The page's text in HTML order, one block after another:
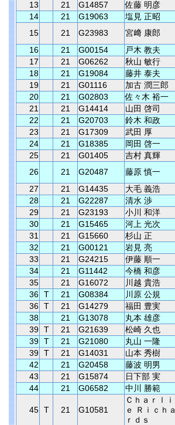
13
21 G14857 佐藤 明彦
14
21 G19063 塩見 正昭
15
21 G23983 宮﨑 康郎
16
21 G00154 戸木 教夫
17
21 G06262 秋山 敏行
18
21 G19084 藤井 泰夫
19
21 G01116 加古 潤三郎
20
21 G02803 佐々木 裕一
21
21 G14414 山田 啓司
22
21 G20703 鈴木 和政
23
21 G17309 武田 厚
24
21 G18385 岡田 啓一
25
21 G01405 吉村 真輝
26
21 G20487 藤原 慎一
27
21 G14435 大毛 義浩
28
21 G22287 清水 渉
29
21 G23193 小川 和洋
30
21 G15465 河上 光次
31
21 G15660 杉山 正
32
21 G00121 岩見 亮
33
21 G24215 伊藤 順一
34
21 G11442 今橋 和彦
35
21 G16072 川越 貴浩
36 T 21 G08384 川原 公規
36 T 21 G14279 福田 豊実
38
21 G13078 丸本 雄彦
39 T 21 G21639 松崎 久也
39 T 21 G21080 丸山 一隆
39 T 21 G14031 山本 秀樹
42
21 G20458 藤波 明男
43
21 G15874 日下部 実
44
21 G06582 中川 勝範
45 T 21 G10581
Ｃｈａｒｌｉ
ｅ Ｒｉｃｈａ
ｒｄｓ